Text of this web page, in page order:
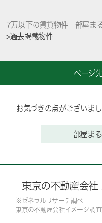
7万以下の賃貸物件 部屋ま
>過去掲載物件
ページ
お気づきの点がございま
部屋ま
東京の不動産会社
※ゼネラルリサーチ調べ
東京の不動産会社イメージ調査 [